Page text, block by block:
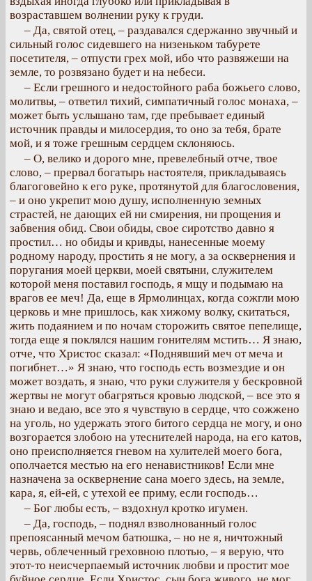
возраставшем волнении руку к груди.
– Да, святой отец, – раздавался сдержанно звучный и
сильный голос сидевшего на низеньком табурете
посетителя, – отпусти грех мой, ибо что развяжеши на
земле, то розвязано будет и на небеси.
– Если грешного и недостойного раба божьего слово,
молитвы, – ответил тихий, симпатичный голос монаха, –
может быть услышано там, где пребывает единый
источник правды и милосердия, то оно за тебя, брате
мой, и я тоже грешным сердцем склоняюсь.
– О, велико и дорого мне, превелебный отче, твое
слово, – прервал богатырь настоятеля, прикладываясь
благоговейно к его руке, протянутой для благословения,
– и оно укрепит мою душу, исполненную земных
страстей, не дающих ей ни смирения, ни прощения и
забвения обид. Свои обиды, свое сиротство давно я
простил… но обиды и кривды, нанесенные моему
родному народу, простить я не могу, а за осквернения и
поругания моей церкви, моей святыни, служителем
которой меня поставил господь, я мщу и подымаю на
врагов ее меч! Да, еще в Ярмолинцах, когда сожгли мою
церковь и мне пришлось, как хижому волку, скитаться,
жить подаянием и по ночам сторожить святое пепелище,
тогда еще я поклялся нашим гонителям мстить… Я знаю,
отче, что Христос сказал: «Поднявший меч от меча и
погибнет…» Я знаю, что господь есть возмездие и он
может воздать, я знаю, что руки служителя у бескровной
жертвы не могут обагряться кровью людской, – все это я
знаю и ведаю, все это я чувствую в сердце, что сожжено
на уголь, но удержать этого битого сердца не могу, и оно
возгорается злобою на утеснителей народа, на его катов,
оно преисполняется гневом на хулителей моего бога,
ополчается местью на его ненавистников! Если мне
назначена за осквернение сана моего здесь, на земле,
кара, я, ей-ей, с утехой ее приму, если господь…
– Бог любы есть, – вздохнул кротко игумен.
– Да, господь, – поднял взволнованный голос
препоясанный мечом батюшка, – но не я, ничтожный
червь, облеченный греховною плотью, – я верую, что
этот-то неисчерпаемый источник любви и простит мое